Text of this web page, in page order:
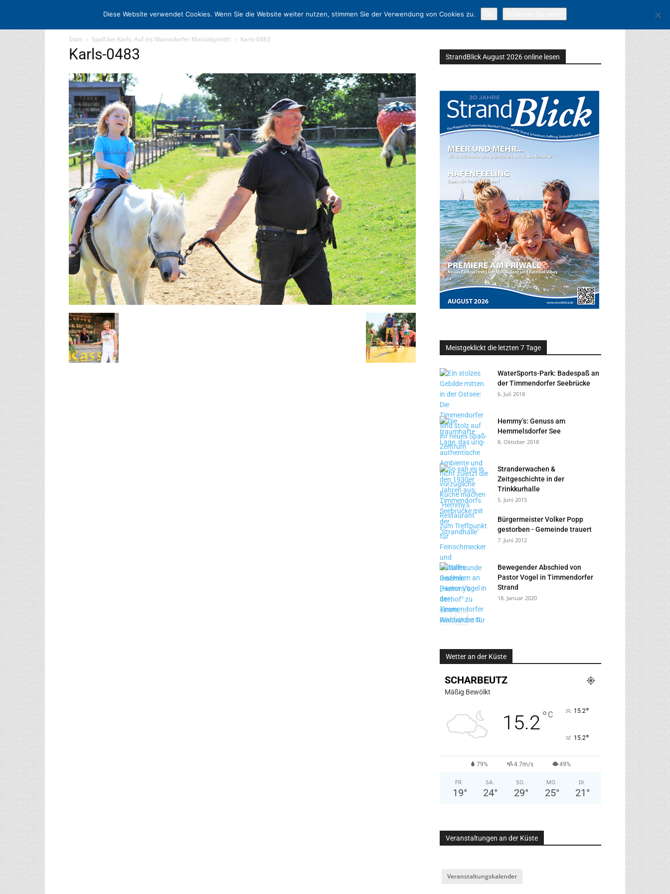
STARTSEITE ARCHIV MEDIADATEN KONTAKT
Start Spaß bei Karls: Auf ins Warnsdorfer Maislabyrinth! Karls-0483
Karls-0483 StrandBlick August 2026 online lesen
Meistgeklickt die letzten 7 Tage
WaterSports-Park: Badespaß an
der Timmendorfer Seebrücke
6. Juli 2018
Hemmy’s: Genuss am
Hemmelsdorfer See
8. Oktober 2018
Stranderwachen &
Zeitgeschichte in der
Trinkkurhalle
5. Juni 2015
Bürgermeister Volker Popp
gestorben - Gemeinde trauert
7. Juni 2012
Bewegender Abschied von
Pastor Vogel in Timmendorfer
Strand
18. Januar 2020
Wetter an der Küste
SCHARBEUTZ
Mäßig Bewölkt
15.2°C 15.2°
15.2°
79% 4.7m/s 49%
FR.
19°
SA.
24°
SO.
29°
MO.
25°
DI.
21 °
Veranstaltungen an der Küste
Veranstaltungskalender
Diese Website verwendet Cookies. Wenn Sie die Website weiter nutzen, stimmen Sie der Verwendung von Cookies zu.